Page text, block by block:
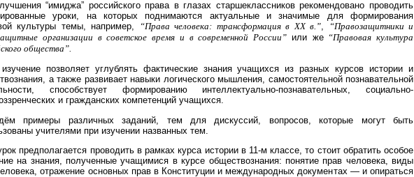
“имиджа” российского права в глазах старшеклассников рекомендовано проводить
уроки, на которых поднимаются актуальные и значимые для формирования
культуры темы, например,
“Права человека: трансформация в ХХ в.”,
“Правозащитники и
организации в советское время и в современной России” или же“Правовая культура
общества”.
позволяет углублять фактические знания учащихся из разных курсов истории и
а также развивает навыки логического мышления, самостоятельной познавательной
способствует формированию интеллектуально-познавательных, социально-
и гражданских компетенций учащихся.
примеры различных заданий, тем для дискуссий, вопросов, которые могут быть
учителями при изучении названных тем.
предполагается проводить в рамках курса истории в 11-м классе, то стоит обратить особое
на знания, полученные учащимися в курсе обществознания: понятие прав человека, виды
отражение основных прав в Конституции и международных документах — и опираться